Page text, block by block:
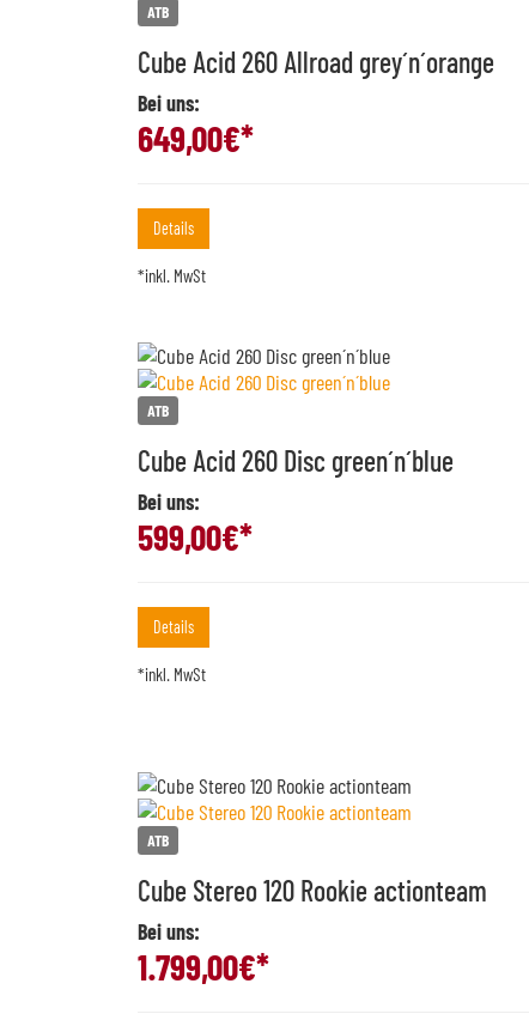
ATB
Cube Acid 260 Allroad grey´n´orange
Bei uns:
649,00€*
Details
*inkl. MwSt
ATB
Cube Acid 260 Disc green´n´blue
Bei uns:
599,00€*
Details
*inkl. MwSt
ATB
Cube Stereo 120 Rookie actionteam
Bei uns:
1.799,00€*